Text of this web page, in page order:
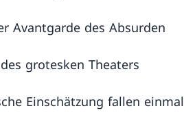
Avantgarde des Absurden
grotesken Theaters
Einschätzung fallen einmal